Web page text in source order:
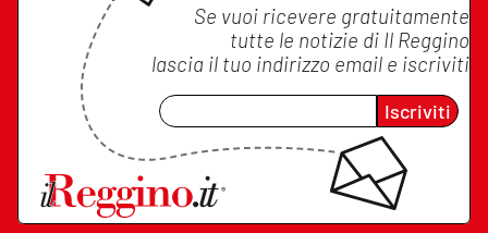
Se vuoi ricevere gratuitamente
tutte le notizie di Il Reggino
lascia il tuo indirizzo email e iscriviti
Iscriviti